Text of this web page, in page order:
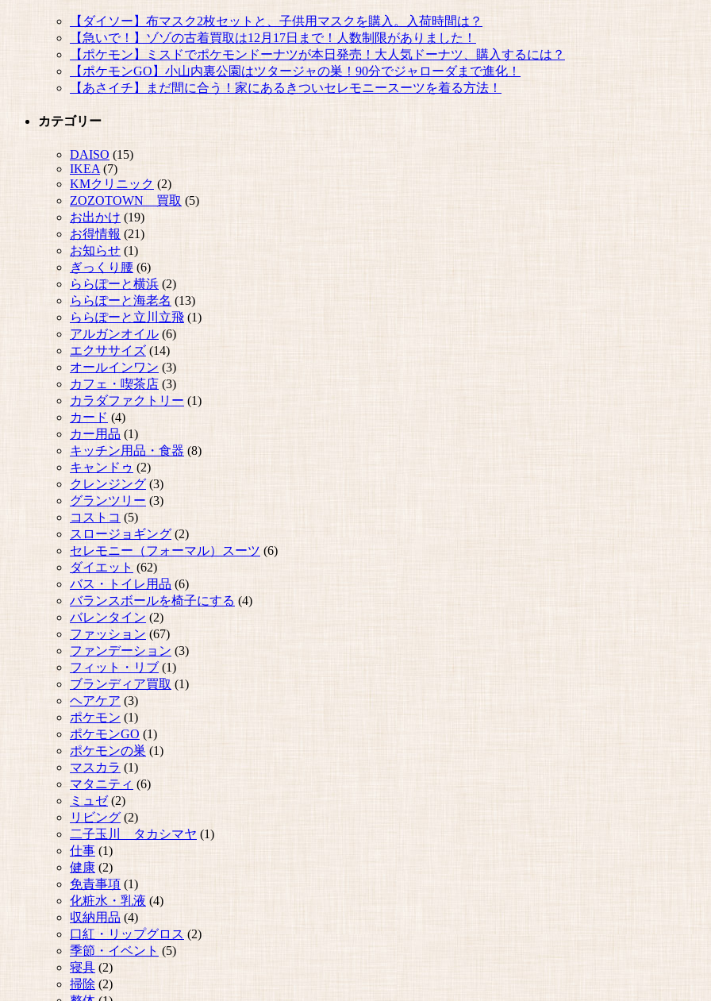
【ダイソー】布マスク2枚セットと、子供用マスクを購入。入荷時間は？
【急いで！】ゾゾの古着買取は12月17日まで！人数制限がありました！
【ポケモン】ミスドでポケモンドーナツが本日発売！大人気ドーナツ、購入するには？
【ポケモンGO】小山内裏公園はツタージャの巣！90分でジャローダまで進化！
【あさイチ】まだ間に合う！家にあるきついセレモニースーツを着る方法！
カテゴリー
DAISO (15)
IKEA (7)
KMクリニック (2)
ZOZOTOWN 買取 (5)
お出かけ (19)
お得情報 (21)
お知らせ (1)
ぎっくり腰 (6)
ららぽーと横浜 (2)
ららぽーと海老名 (13)
ららぽーと立川立飛 (1)
アルガンオイル (6)
エクササイズ (14)
オールインワン (3)
カフェ・喫茶店 (3)
カラダファクトリー (1)
カード (4)
カー用品 (1)
キッチン用品・食器 (8)
キャンドゥ (2)
クレンジング (3)
グランツリー (3)
コストコ (5)
スロージョギング (2)
セレモニー（フォーマル）スーツ (6)
ダイエット (62)
バス・トイレ用品 (6)
バランスボールを椅子にする (4)
バレンタイン (2)
ファッション (67)
ファンデーション (3)
フィット・リブ (1)
ブランディア買取 (1)
ヘアケア (3)
ポケモン (1)
ポケモンGO (1)
ポケモンの巣 (1)
マスカラ (1)
マタニティ (6)
ミュゼ(2)
リビング (2)
二子玉川 タカシマヤ (1)
仕事 (1)
健康 (2)
免責事項 (1)
化粧水・乳液 (4)
収納用品 (4)
口紅・リップグロス (2)
季節・イベント (5)
寝具 (2)
掃除 (2)